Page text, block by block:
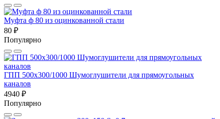
Муфта ф 80 из оцинкованной стали
80 ₽
Популярно
ГПП 500х300/1000 Шумоглушители для прямоугольных
каналов
4940 ₽
Популярно